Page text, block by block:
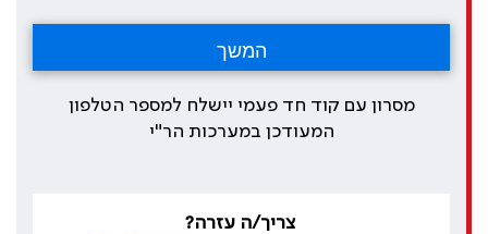
מסרון עם קוד חד פעמי יישלח למספר הטלפון
המעודכן במערכות הר"י
צריך/ה עזרה?